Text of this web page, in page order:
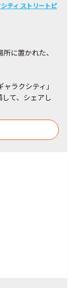
ティ ストリートピ
に置かれた、
ラクシティ」
して、シェアし